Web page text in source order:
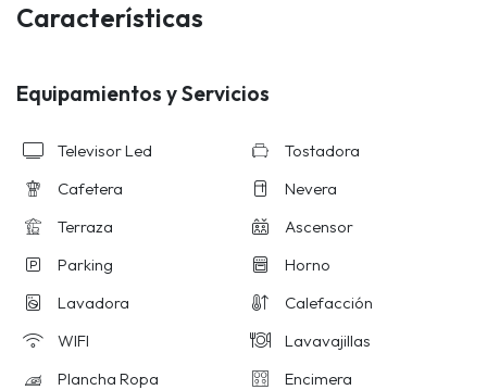
Características
Equipamientos y Servicios
Televisor Led
Tostadora
Cafetera
Nevera
Terraza
Ascensor
Parking
Horno
Lavadora
Calefacción
WIFI
Lavavajillas
Plancha Ropa
Encimera